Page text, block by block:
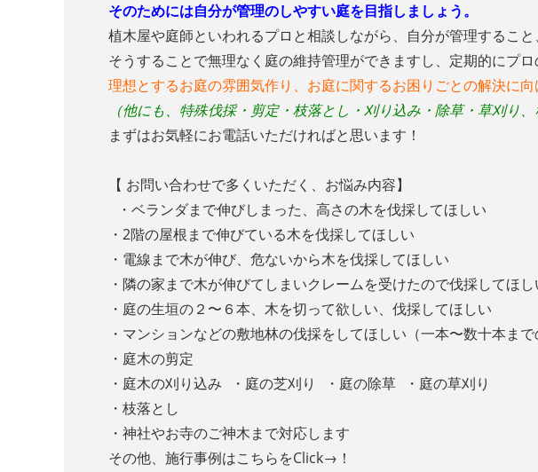
そのためには自分が管理のしやすい庭を目指しましょう。
植木屋や庭師といわれるプロと相談しながら、自分が管理するこ
そうすることで無理なく庭の維持管理ができますし、定期的にプ
理想とするお庭の雰囲気作り、お庭に関するお困りごとの解決に
（他にも、特殊伐採・剪定・枝落とし・刈り込み・除草・草刈り
まずはお気軽にお電話いただければと思います！
【 お問い合わせで多くいただく、お悩み内容】
・ベランダまで伸びしまった、高さの木を伐採してほしい
・2階の屋根まで伸びている木を伐採してほしい
・電線まで木が伸び、危ないから木を伐採してほしい
・隣の家まで木が伸びてしまいクレームを受けたので伐採してほし
・庭の生垣の２〜６本、木を切って欲しい、伐採してほしい
・マンションなどの敷地林の伐採をしてほしい（一本〜数十本まで
・庭木の剪定
・庭木の刈り込み ・庭の芝刈り ・庭の除草 ・庭の草刈り
・枝落とし
・神社やお寺のご神木まで対応します
その他、施行事例はこちらをClick→！